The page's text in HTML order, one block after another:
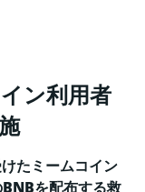
ン利用者
たミームコイン
を配布する救